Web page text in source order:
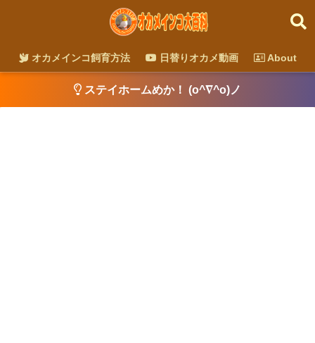
オカメインコ飼育方法 日替りオカメ動画 About
ステイホームめか！ (o^∇^o)ノ